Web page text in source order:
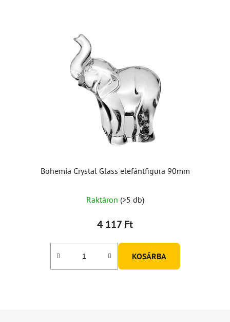
Bohemia Crystal Glass elefántfigura 90mm
Raktáron (>5 db)
4 117 Ft
KOSÁRBA